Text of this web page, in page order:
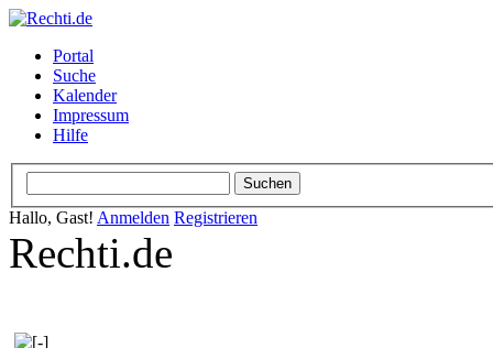
Portal
Suche
Kalender
Impressum
Hilfe
Hallo, Gast! Anmelden Registrieren
Rechti.de